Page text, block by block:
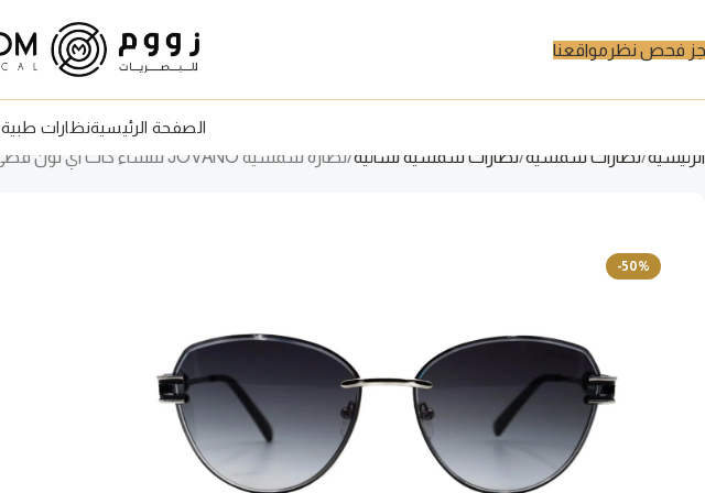
فحص نظر مواقعنا
الصفحة الرئيسيةنظارات طبية
الرئيسية نظارات شمسية نظارات شمسية نسائية نظارة شمسية JOVANO للنساء كات آي لون فضي و أسود – S31964 C56
-50%